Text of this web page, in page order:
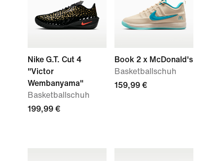
Nike G.T. Cut 4
"Victor
Wembanyama"
Basketballschuh
199,99 €
Book 2 x McDonald's
Basketballschuh
159,99 €